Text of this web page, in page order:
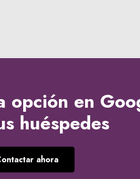
opción en
huéspedes
ahora